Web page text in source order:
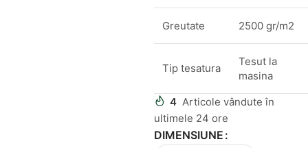
Greutate 2500 gr/m2
Tip tesatura
Tesut la
masina
4 Articole vândute în
ultimele 24 ore
DIMENSIUNE